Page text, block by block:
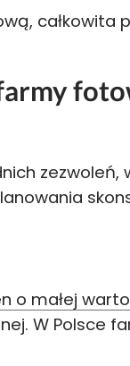
całkowita
o małej
W Polsce